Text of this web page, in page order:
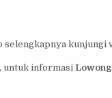
kunjungi
untuk informasi